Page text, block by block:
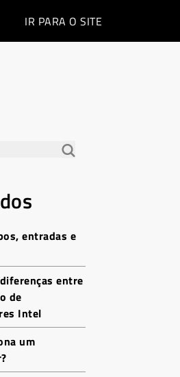
IR PARA O SITE
entradas e
entre
de
Intel
um